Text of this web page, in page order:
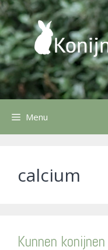
Ga
naar
de
inhoud
Menu
calcium
Kunnen